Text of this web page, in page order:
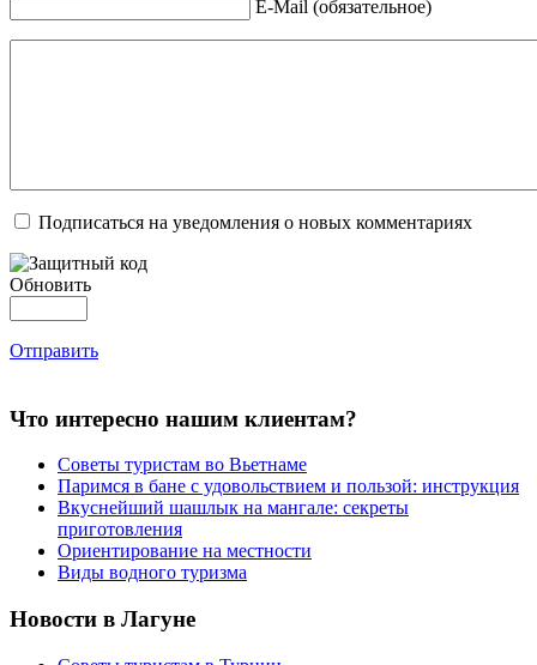
E-Mail (обязательное)
Подписаться на уведомления о новых комментариях
Обновить
Отправить
Что интересно нашим клиентам?
Советы туристам во Вьетнаме
Паримся в бане с удовольствием и пользой: инструкция
Вкуснейший шашлык на мангале: секреты
приготовления
Ориентирование на местности
Виды водного туризма
Новости в Лагуне